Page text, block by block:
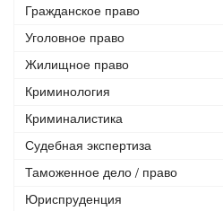
Гражданское право
Уголовное право
Жилищное право
Криминология
Криминалистика
Судебная экспертиза
Таможенное дело / право
Юриспруденция